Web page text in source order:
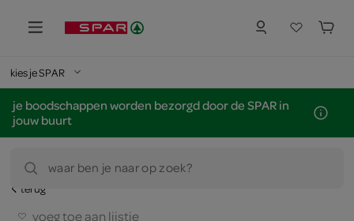
kies je SPAR
je boodschappen worden bezorgd door de SPAR in
jouw buurt
waar ben je naar op zoek?
terug
voeg toe aan lijstje